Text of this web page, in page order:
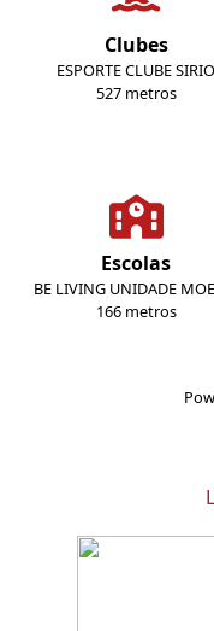
Clubes
ESPORTE CLUBE SIRIO
527 metros
Escolas
BE LIVING UNIDADE
166 metros